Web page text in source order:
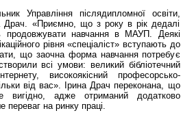
Управління післядипломної освіти,
Драч. «Приємно, що з року в рік дедалі
продовжувати навчання в МАУП. Деякі
рівня «спеціаліст» вступають до
що заочна форма навчання потребує
всі умови: великий бібліотечний
високоякісний професорсько-
від вас». Ірина Драч переконана, що
адже отриманий додатково
на ринку праці.